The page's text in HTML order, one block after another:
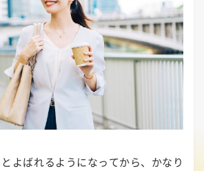
とよばれるようになってから、かなり